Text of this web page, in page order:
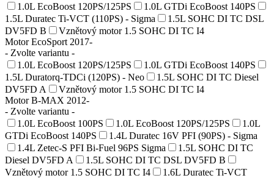
1.0L EcoBoost 120PS/125PS
1.0L GTDi EcoBoost 140PS
1.5L Duratec Ti-VCT (110PS) - Sigma
1.5L SOHC DI TC DSL
DV5FD B
Vznětový motor 1.5 SOHC DI TC I4
Motor EcoSport 2017-
- Zvolte variantu -
1.0L EcoBoost 120PS/125PS
1.0L GTDi EcoBoost 140PS
1.5L Duratorq-TDCi (120PS) - Neo
1.5L SOHC DI TC Diesel
DV5FD A
Vznětový motor 1.5 SOHC DI TC I4
Motor B-MAX 2012-
- Zvolte variantu -
1.0L EcoBoost 100PS
1.0L EcoBoost 120PS/125PS
1.0L
GTDi EcoBoost 140PS
1.4L Duratec 16V PFI (90PS) - Sigma
1.4L Zetec-S PFI Bi-Fuel 96PS Sigma
1.5L SOHC DI TC
Diesel DV5FD A
1.5L SOHC DI TC DSL DV5FD B
Vznětový motor 1.5 SOHC DI TC I4
1.6L Duratec Ti-VCT